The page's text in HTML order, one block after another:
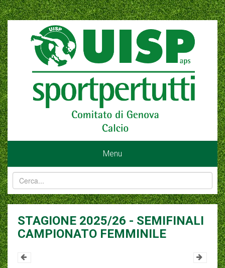
Menu
STAGIONE 2025/26 - SEMIFINALI
CAMPIONATO FEMMINILE